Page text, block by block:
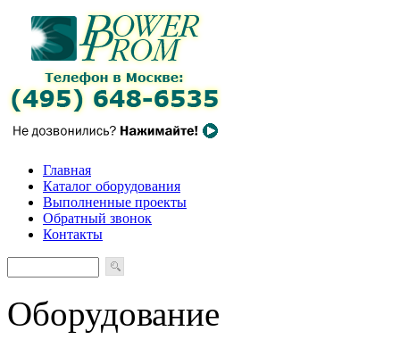
Главная
Каталог оборудования
Выполненные проекты
Обратный звонок
Контакты
Оборудование